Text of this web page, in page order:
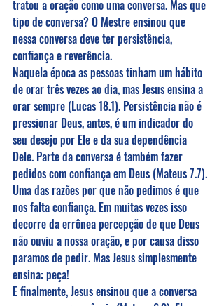
tratou a oração como uma conversa. Mas que
tipo de conversa? O Mestre ensinou que
nessa conversa deve ter persistência,
confiança e reverência.
Naquela época as pessoas tinham um hábito
de orar três vezes ao dia, mas Jesus ensina a
orar sempre (Lucas 18.1). Persistência não é
pressionar Deus, antes, é um indicador do
seu desejo por Ele e da sua dependência
Dele. Parte da conversa é também fazer
pedidos com confiança em Deus (Mateus 7.7).
Uma das razões por que não pedimos é que
nos falta confiança. Em muitas vezes isso
decorre da errônea percepção de que Deus
não ouviu a nossa oração, e por causa disso
paramos de pedir. Mas Jesus simplesmente
ensina: peça!
E finalmente, Jesus ensinou que a conversa